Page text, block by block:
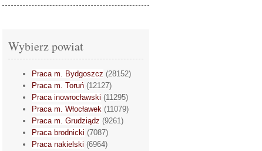
Wybierz powiat
Praca m. Bydgoszcz (28152)
Praca m. Toruń (12127)
Praca inowrocławski (11295)
Praca m. Włocławek (11079)
Praca m. Grudziądz (9261)
Praca brodnicki (7087)
Praca nakielski (6964)